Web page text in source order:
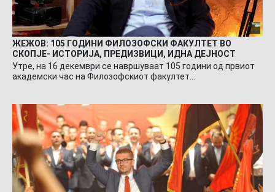
ЖЕЖОВ: 105 ГОДИНИ ФИЛОЗОФСКИ ФАКУЛТЕТ ВО
СКОПЈЕ- ИСТОРИЈА, ПРЕДИЗВИЦИ, ИДНА ДЕЈНОСТ
Утре, на 16 декември се навршуваат 105 години од првиот
академски час на Филозофскиот факултет…